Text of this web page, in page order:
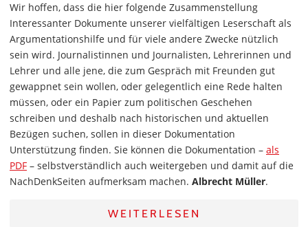
Wir hoffen, dass die hier folgende Zusammenstellung
Interessanter Dokumente unserer vielfältigen Leserschaft als
Argumentationshilfe und für viele andere Zwecke nützlich
sein wird. Journalistinnen und Journalisten, Lehrerinnen und
Lehrer und alle jene, die zum Gespräch mit Freunden gut
gewappnet sein wollen, oder gelegentlich eine Rede halten
müssen, oder ein Papier zum politischen Geschehen
schreiben und deshalb nach historischen und aktuellen
Bezügen suchen, sollen in dieser Dokumentation
Unterstützung finden. Sie können die Dokumentation – als
PDF – selbstverständlich auch weitergeben und damit auf die
NachDenkSeiten aufmerksam machen. Albrecht Müller.
WEITERLESEN